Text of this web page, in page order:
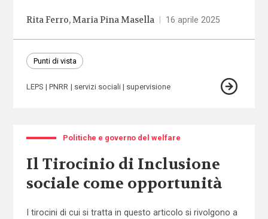
Rita Ferro Maria Pina Masella 16 aprile 2025
Punti di vista
LEPS PNRR servizi sociali supervisione
Politiche e governo del welfare
Il Tirocinio di Inclusione
sociale come opportunità
I tirocini di cui si tratta in questo articolo si rivolgono a